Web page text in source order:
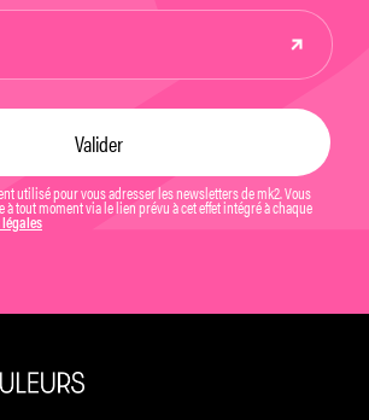
utilisé pour vous adresser les newsletters de mk2. Vous
tout moment via le lien prévu à cet effet intégré à chaque